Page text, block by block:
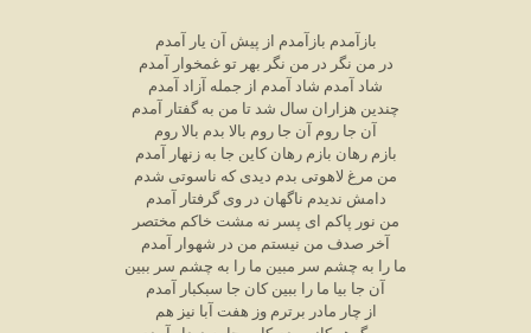
بازآمدم بازآمدم از پیش آن یار آمدم
در من نگر در من نگر بهر تو غمخوار آمدم
شاد آمدم شاد آمدم از جمله آزاد آمدم
چندین هزاران سال شد تا من به گفتار آمدم
آن جا روم آن جا روم بالا بدم بالا روم
بازم رهان بازم رهان کاین جا به زنهار آمدم
من مرغ لاهوتی بدم دیدی که ناسوتی شدم
دامش ندیدم ناگهان در وی گرفتار آمدم
من نور پاکم ای پسر نه مشت خاکم مختصر
آخر صدف من نیستم من در شهوار آمدم
ما را به چشم سر مبین ما را به چشم سر ببین
آن جا بیا ما را ببین کان جا سبکبار آمدم
از چار مادر برترم وز هفت آبا نیز هم